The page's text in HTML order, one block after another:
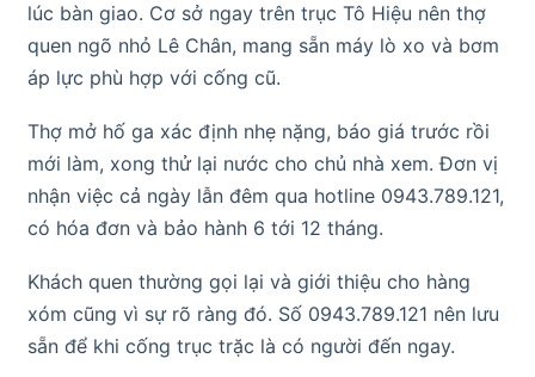
lúc bàn giao. Cơ sở ngay trên trục Tô Hiệu nên thợ
quen ngõ nhỏ Lê Chân, mang sẵn máy lò xo và bơm
áp lực phù hợp với cống cũ.
Thợ mở hố ga xác định nhẹ nặng, báo giá trước rồi
mới làm, xong thử lại nước cho chủ nhà xem. Đơn vị
nhận việc cả ngày lẫn đêm qua hotline 0943.789.121,
có hóa đơn và bảo hành 6 tới 12 tháng.
Khách quen thường gọi lại và giới thiệu cho hàng
xóm cũng vì sự rõ ràng đó. Số 0943.789.121 nên lưu
sẵn để khi cống trục trặc là có người đến ngay.